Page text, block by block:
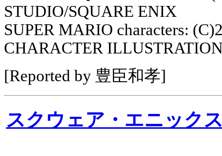
STUDIO/SQUARE ENIX
SUPER MARIO characters:
CHARACTER
[Reported by 豊臣和孝]
スクウェア・エニック